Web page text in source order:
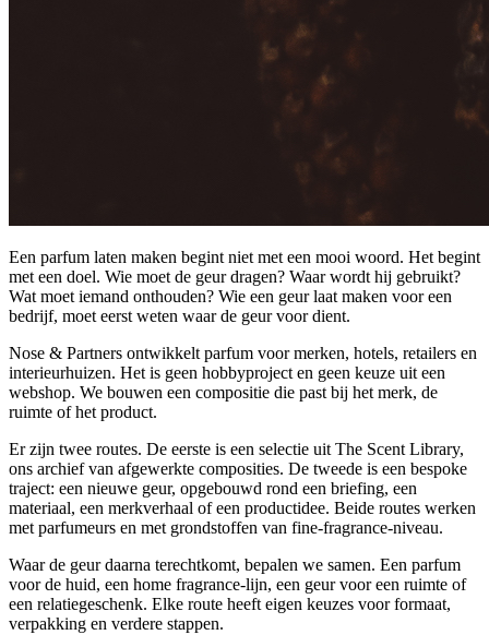
Een parfum laten maken begint niet met een mooi woord. Het begint
met een doel. Wie moet de geur dragen? Waar wordt hij gebruikt?
Wat moet iemand onthouden? Wie een geur laat maken voor een
bedrijf, moet eerst weten waar de geur voor dient.
Nose & Partners ontwikkelt parfum voor merken, hotels, retailers en
interieurhuizen. Het is geen hobbyproject en geen keuze uit een
webshop. We bouwen een compositie die past bij het merk, de
ruimte of het product.
Er zijn twee routes. De eerste is een selectie uit The Scent Library,
ons archief van afgewerkte composities. De tweede is een bespoke
traject: een nieuwe geur, opgebouwd rond een briefing, een
materiaal, een merkverhaal of een productidee. Beide routes werken
met parfumeurs en met grondstoffen van fine-fragrance-niveau.
Waar de geur daarna terechtkomt, bepalen we samen. Een parfum
voor de huid, een home fragrance-lijn, een geur voor een ruimte of
een relatiegeschenk. Elke route heeft eigen keuzes voor formaat,
verpakking en verdere stappen.